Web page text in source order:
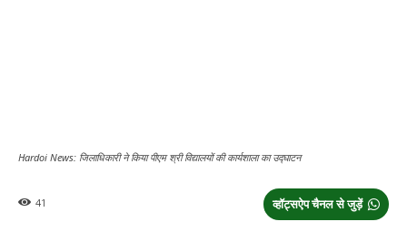
Hardoi News: जिलाधिकारी ने किया पीएम श्री विद्यालयों की कार्यशाला का उद्घाटन
व्हॉट्सऐप चैनल से जुड़ें
41